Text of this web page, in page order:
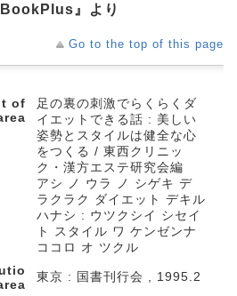
BookPlus』より
Go to the top of this page
of
足の裏の刺激でらくらくダ
イエットできる話 : 美しい
姿勢とスタイルは健全な心
をつくる / 東西クリニッ
ク・漢方エステ研究会編
アシ ノ ウラ ノ シゲキ デ
ラクラク ダイエット デキル
ハナシ : ウツクシイ シセイ
ト スタイル ワ ケンゼンナ
ココロ オ ツクル
東京 : 国書刊行会 , 1995.2